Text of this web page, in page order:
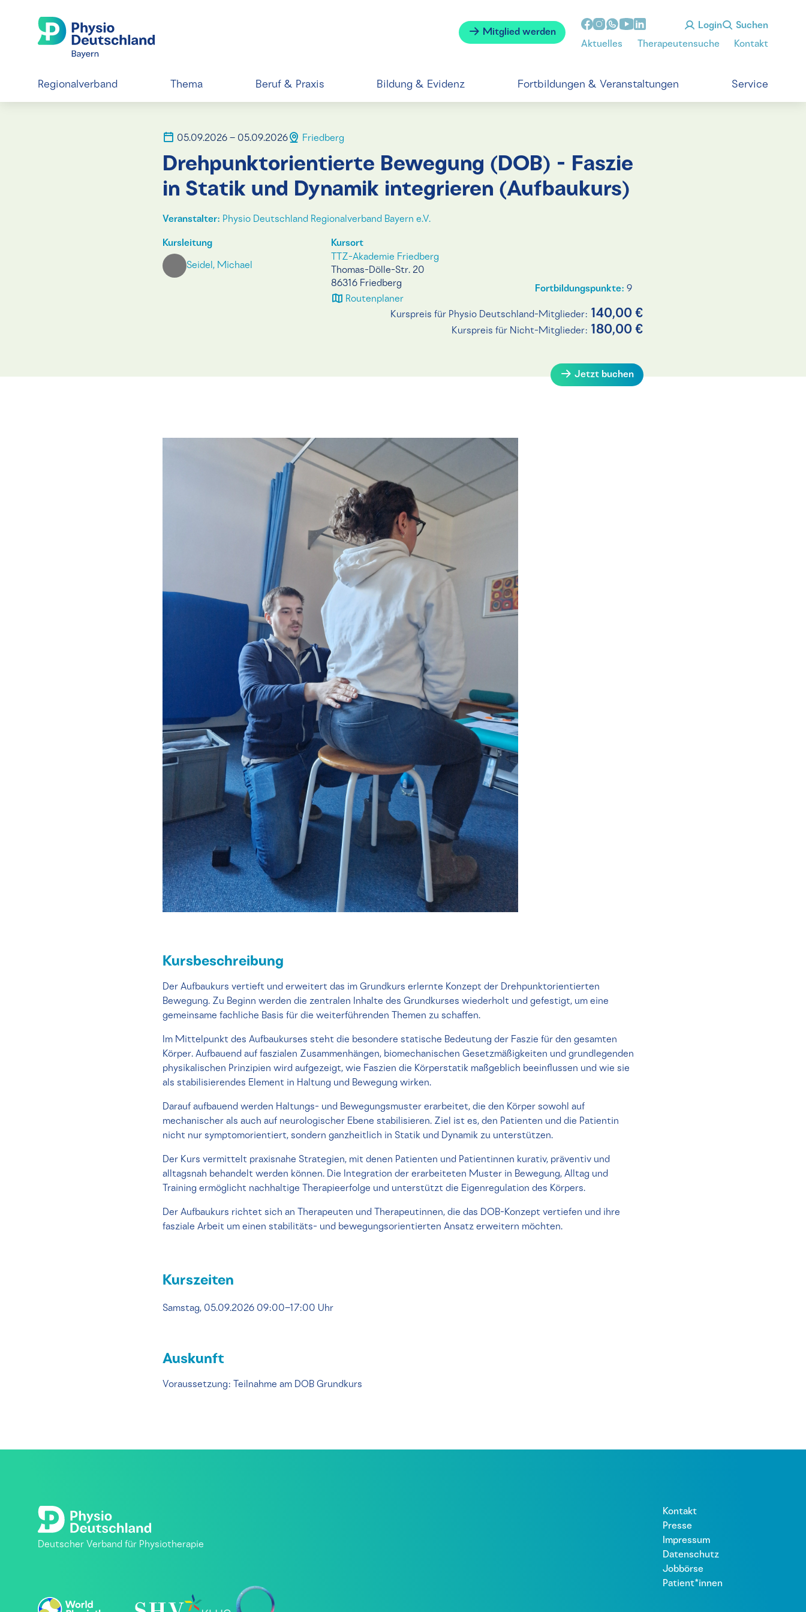
Mitglied werden
Login Suchen
Aktuelles Therapeutensuche Kontakt
Regionalverband Thema Beruf & Praxis Bildung & Evidenz Fortbildungen & Veranstaltungen Service
05.09.2026 – 05.09.2026 Friedberg
Drehpunktorientierte Bewegung (DOB) - Faszie
in Statik und Dynamik integrieren (Aufbaukurs)
Veranstalter: Physio Deutschland Regionalverband Bayern e.V.
Kursleitung
Seidel, Michael
Kursort
TTZ-Akademie Friedberg
Thomas-Dölle-Str. 20
86316 Friedberg
Routenplaner
Fortbildungspunkte: 9
Kurspreis für Physio Deutschland-Mitglieder: 140,00 €
Kurspreis für Nicht-Mitglieder: 180,00 €
Jetzt buchen
Kursbeschreibung
Der Aufbaukurs vertieft und erweitert das im Grundkurs erlernte Konzept der Drehpunktorientierten
Bewegung. Zu Beginn werden die zentralen Inhalte des Grundkurses wiederholt und gefestigt, um eine
gemeinsame fachliche Basis für die weiterführenden Themen zu schaffen.
Im Mittelpunkt des Aufbaukurses steht die besondere statische Bedeutung der Faszie für den gesamten
Körper. Aufbauend auf faszialen Zusammenhängen, biomechanischen Gesetzmäßigkeiten und grundlegenden
physikalischen Prinzipien wird aufgezeigt, wie Faszien die Körperstatik maßgeblich beeinflussen und wie sie
als stabilisierendes Element in Haltung und Bewegung wirken.
Darauf aufbauend werden Haltungs- und Bewegungsmuster erarbeitet, die den Körper sowohl auf
mechanischer als auch auf neurologischer Ebene stabilisieren. Ziel ist es, den Patienten und die Patientin
nicht nur symptomorientiert, sondern ganzheitlich in Statik und Dynamik zu unterstützen.
Der Kurs vermittelt praxisnahe Strategien, mit denen Patienten und Patientinnen kurativ, präventiv und
alltagsnah behandelt werden können. Die Integration der erarbeiteten Muster in Bewegung, Alltag und
Training ermöglicht nachhaltige Therapieerfolge und unterstützt die Eigenregulation des Körpers.
Der Aufbaukurs richtet sich an Therapeuten und Therapeutinnen, die das DOB-Konzept vertiefen und ihre
fasziale Arbeit um einen stabilitäts- und bewegungsorientierten Ansatz erweitern möchten.
Kurszeiten
Samstag, 05.09.2026 09:00–17:00 Uhr
Auskunft
Voraussetzung: Teilnahme am DOB Grundkurs
Deutscher Verband für Physiotherapie
Kontakt
Presse
Impressum
Datenschutz
Jobbörse
Patient*innen